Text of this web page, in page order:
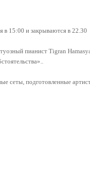
в 15:00 и закрываются в 22.30
пианист Tigran
сеты, подготовленные